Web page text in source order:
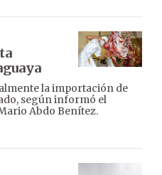
la importación de
según informó el
Abdo Benítez.